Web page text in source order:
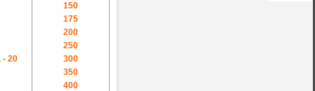
- 20
150
175
200
250
300
350
400